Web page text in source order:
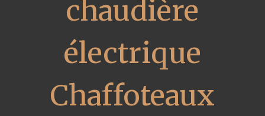
chaudière
électrique
Chaffoteaux